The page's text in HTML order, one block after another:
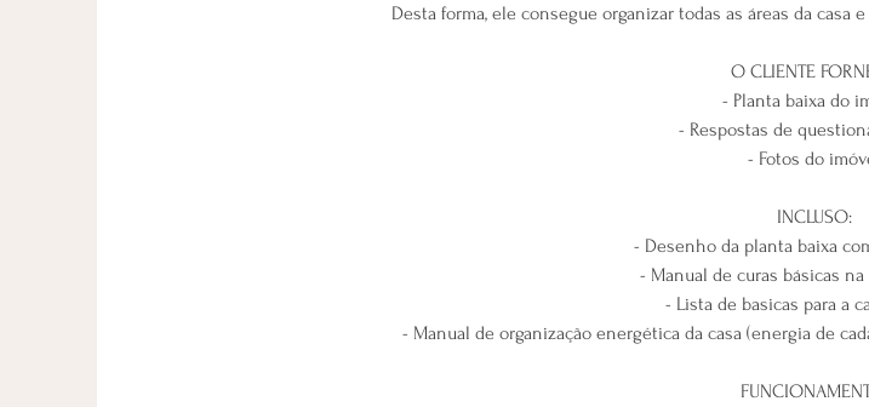
Desta forma, ele consegue organizar todas as áreas da
O CLIENTE
- Planta baixa do
- Respostas de
- Fotos do
INCLUSO:
- Desenho da planta baixa
- Manual de curas básicas
- Lista de basicas para a
- Manual de organização energética da casa (energia de